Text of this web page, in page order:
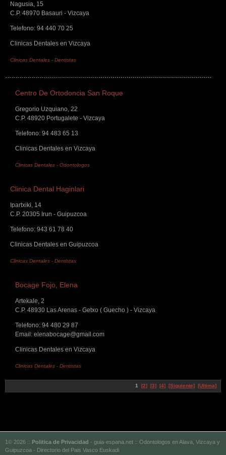
Nagusia, 15
C.P. 48970 Basauri - Vizcaya
Telefono: 94 440 70 25
Clinicas Dentales en Vizcaya
Clinicas Dentales - Dentistas
Centro De Ortodoncia San Roque
Gregorio Uzquiano, 22
C.P. 48920 Portugalete - Vizcaya
Telefono: 94 483 65 13
Clinicas Dentales en Vizcaya
Clinicas Dentales - Odontologos
Clinica Dental Haginlari
Ipartxiki, 14
C.P. 20305 Irun - Guipuzcoa
Telefono: 943 61 78 40
Clinicas Dentales en Guipuzcoa
Clinicas Dentales - Dentistas
Bocage Fojo, Elena
Artekale, 2
C.P. 48930 Las Arenas - Getxo ( Guecho ) - Vizcaya
Telefono: 94 480 29 87
Email: elenabocage@gmail.com
Clinicas Dentales en Vizcaya
Clinicas Dentales - Dentistas
1 [2] [3] [4] [Siguiente] [Ultima]
1© 2026 :: Politica de Privacidad - guia-espana.net :: Odontologos en Alava, Vizcaya y
Guipuzcoa - Directorio del Pais Vasco Euskadi